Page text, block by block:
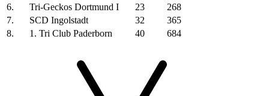
6.
Tri-Geckos Dortmund I 23
268
7.
SCD Ingolstadt 32
365
8.
1. Tri Club Paderborn 40 684